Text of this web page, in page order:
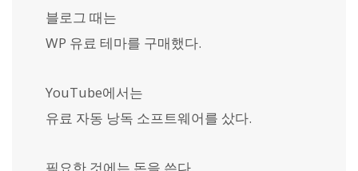
블로그 때는
WP 유료 테마를 구매했다.
YouTube에서는
유료 자동 낭독 소프트웨어를 샀다.